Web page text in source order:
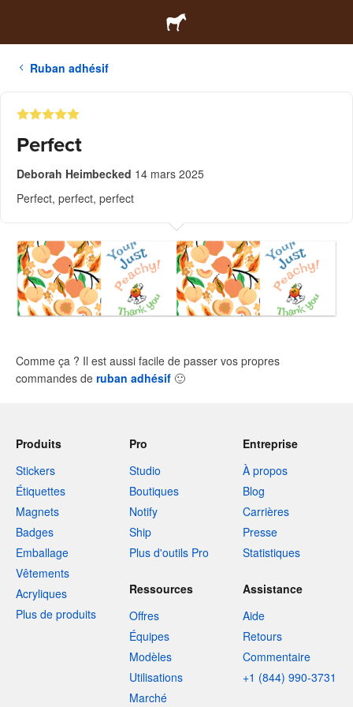
Ruban adhésif
Perfect
Deborah Heimbecked 14 mars 2025
Perfect, perfect, perfect
Comme ça ? Il est aussi facile de passer vos propres
commandes de ruban adhésif 🙂
Produits
Stickers
Étiquettes
Magnets
Badges
Emballage
Vêtements
Acryliques
Plus de produits
Pro
Studio
Boutiques
Notify
Ship
Plus d'outils Pro
Entreprise
À propos
Blog
Carrières
Presse
Statistiques
Ressources
Offres
Équipes
Modèles
Utilisations
Marché
Assistance
Aide
Retours
Commentaire
+1 (844) 990-3731